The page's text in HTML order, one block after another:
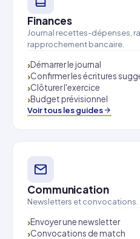
Finances
Journal recettes-dépenses,
rapprochement bancaire.
Démarrer le journal
Confirmer les écritures
Clôturer l'exercice
Budget prévisionnel
Voir tous les guides
Communication
Newsletters et convocations.
Envoyer une newsletter
Convocations de match